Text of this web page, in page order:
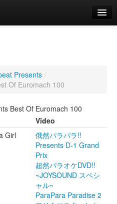
Presents /
Of Euromach 100
Best Of Euromach 100
Video
Girl
俄然パラパラ!!
Presents D-1 Grand
Prix
超然パラオケDVD!!
~JOYSOUND スペシ
ャル~
ParaPara Paradise 2